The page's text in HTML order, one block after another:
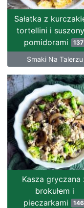
Sałatka z
tortellini i
pomidorami
137
Smaki Na Talerzu
Kasza gryczana
brokułem i
pieczarkami
146